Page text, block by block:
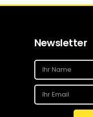
Newsletter